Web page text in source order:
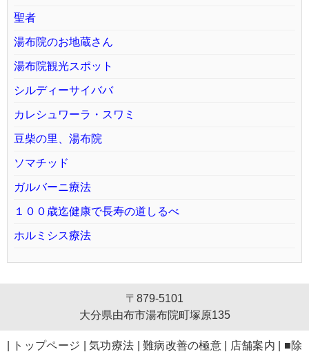
聖者
湯布院のお地蔵さん
湯布院観光スポット
シルディーサイババ
カレシュワーラ・スワミ
豆柴の里、湯布院
ソマチッド
ガルバーニ療法
１００歳迄健康で長寿の道しるべ
ホルミシス療法
〒879-5101
大分県由布市湯布院町塚原135
トップページ 気功療法 難病改善の極意 店舗案内
■除